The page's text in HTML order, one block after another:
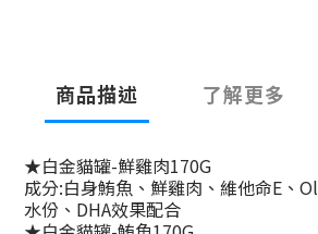
商品描述 了解更多
★白金貓罐-鮮雞肉170G
成分:白身鮪魚、鮮雞肉、維他命E、
水份、DHA效果配合